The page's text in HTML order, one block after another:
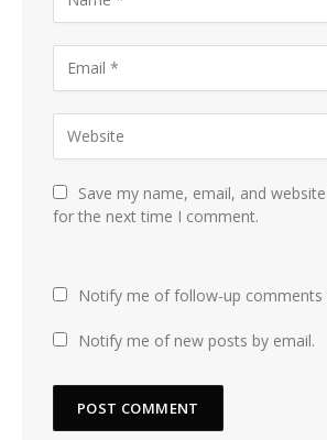
Save my name, email, and
for the next time I comment.
Notify me of follow-up comments
Notify me of new posts by email.